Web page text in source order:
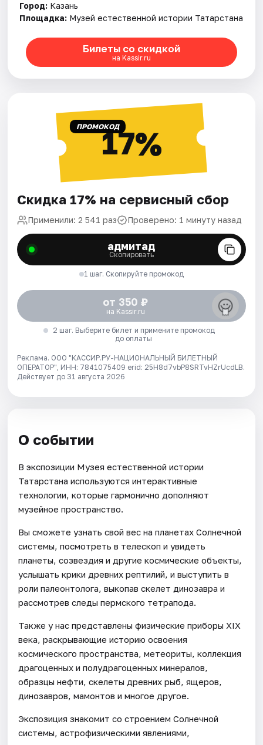
Город: Казань
Площадка: Музей естественной истории Татарстана
Билеты со скидкой
на Kassir.ru
ПРОМОКОД17%
Скидка 17% на сервисный сбор
Применили: 2 541 раз Проверено: 1 минуту назад
адмитад
Скопировать
1 шаг. Скопируйте промокод
от 350 ₽
на Kassir.ru
2 шаг. Выберите билет и примените промокод
до оплаты
Реклама. ООО "КАССИР.РУ-НАЦИОНАЛЬНЫЙ БИЛЕТНЫЙ
ОПЕРАТОР", ИНН: 7841075409 erid: 25H8d7vbP8SRTvHZrUcdLB.
Действует до 31 августа 2026
О событии
В экспозиции Музея естественной истории
Татарстана используются интерактивные
технологии, которые гармонично дополняют
музейное пространство.
Вы сможете узнать свой вес на планетах Солнечной
системы, посмотреть в телескоп и увидеть
планеты, созвездия и другие космические объекты,
услышать крики древних рептилий, и выступить в
роли палеонтолога, выкопав скелет динозавра и
рассмотрев следы пермского тетрапода.
Также у нас представлены физические приборы XIX
века, раскрывающие историю освоения
космического пространства, метеориты, коллекция
драгоценных и полудрагоценных минералов,
образцы нефти, скелеты древних рыб, ящеров,
динозавров, мамонтов и многое другое.
Экспозиция знакомит со строением Солнечной
системы, астрофизическими явлениями,